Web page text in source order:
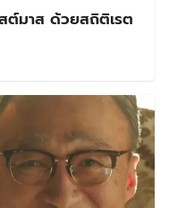
ต์มาส ด้วยสถิติเรต